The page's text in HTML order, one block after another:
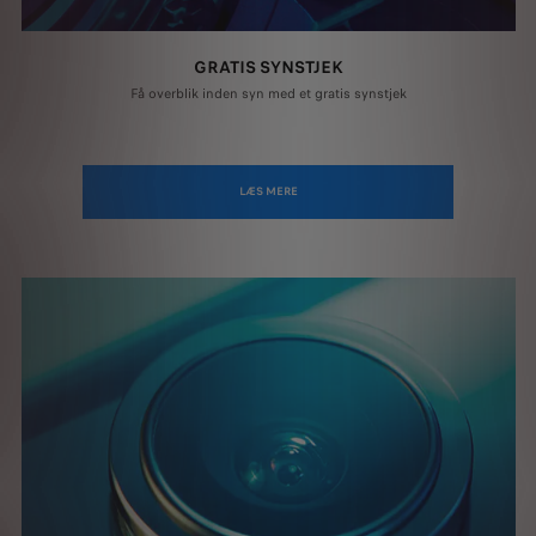
GRATIS SYNSTJEK
Få overblik inden syn med et gratis synstjek
LÆS MERE